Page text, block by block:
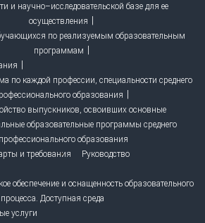
и научно–исследовательской базе для ее
осуществления
по реализуемым образовательным
программам
по каждой профессии, специальности среднего
образования
выпускников, освоивших основные
образовательные программы среднего
профессионального образования
и требования
Руководство
обеспечение и оснащенность образовательного
процесса. Доступная среда
услуги